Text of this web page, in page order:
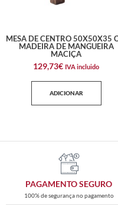
MESA DE CENTRO 50X50X35
MADEIRA DE MANGUEIRA
MACIÇA
129,73€ IVA incluido
ADICIONAR
PAGAMENTO SEGURO
100% de segurança no pagamento